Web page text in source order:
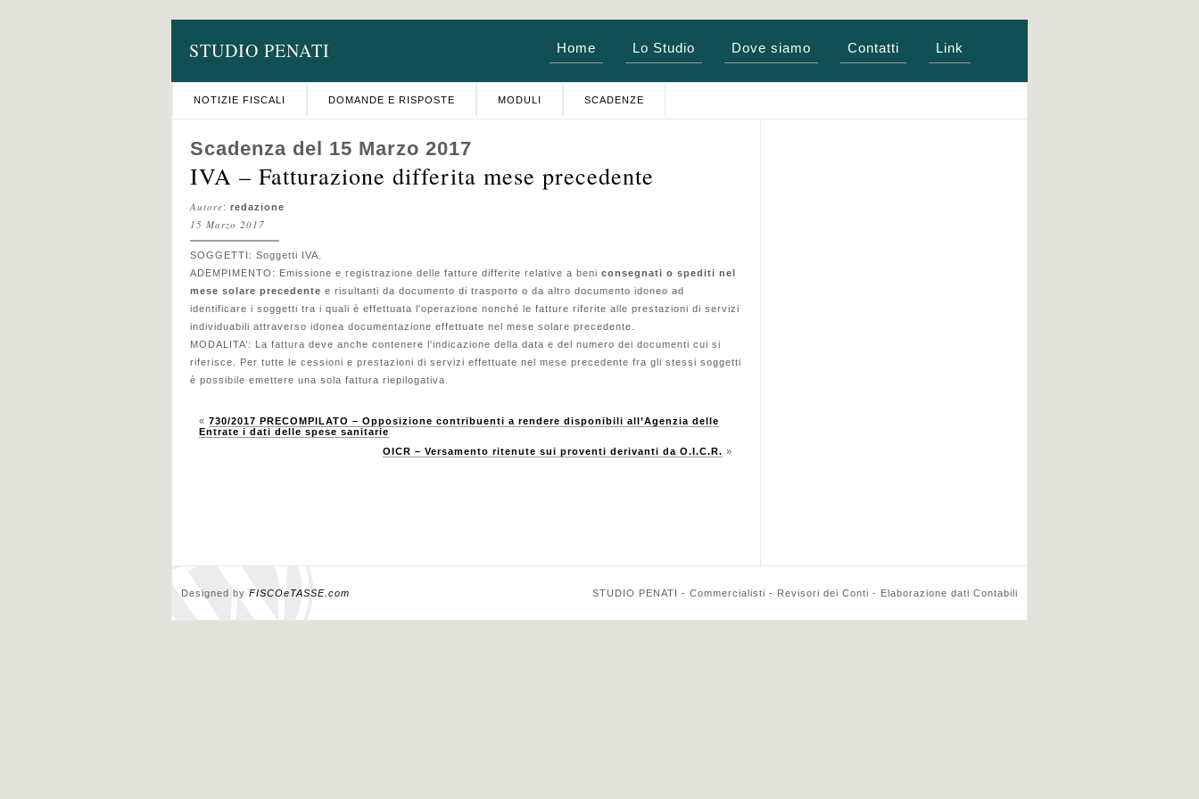
STUDIO PENATI Home Lo Studio Dove siamo Contatti Link
NOTIZIE FISCALI DOMANDE E RISPOSTE MODULI SCADENZE
Scadenza del 15 Marzo 2017
IVA – Fatturazione differita mese precedente
Autore: redazione
15 Marzo 2017
SOGGETTI: Soggetti IVA.
ADEMPIMENTO: Emissione e registrazione delle fatture differite relative a beni consegnati o spediti nel
mese solare precedente e risultanti da documento di trasporto o da altro documento idoneo ad
identificare i soggetti tra i quali è effettuata l'operazione nonché le fatture riferite alle prestazioni di servizi
individuabili attraverso idonea documentazione effettuate nel mese solare precedente.
MODALITA’: La fattura deve anche contenere l'indicazione della data e del numero dei documenti cui si
riferisce. Per tutte le cessioni e prestazioni di servizi effettuate nel mese precedente fra gli stessi soggetti
è possibile emettere una sola fattura riepilogativa.
« 730/2017 PRECOMPILATO – Opposizione contribuenti a rendere disponibili all’Agenzia delle
Entrate i dati delle spese sanitarie
OICR – Versamento ritenute sui proventi derivanti da O.I.C.R. »
Designed by FISCOeTASSE.com STUDIO PENATI - Commercialisti - Revisori dei Conti - Elaborazione dati Contabili